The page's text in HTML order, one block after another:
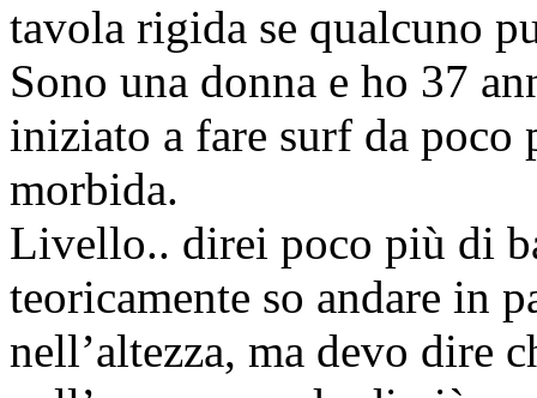
tavola rigida se qualcuno
Sono una donna e ho 37
iniziato a fare surf da poco
morbida.
Livello.. direi poco più di
teoricamente so andare in
nell’altezza, ma devo dire